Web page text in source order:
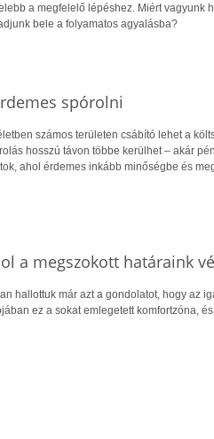
a megfelelő lépéshez. Miért vagyunk
bele a folyamatos agyalásba?
spórolni
számos területen csábító lehet a
hosszú távon többe kerülhet – akár
ahol érdemes inkább minőségbe és
a megszokott határaink
hallottuk már azt a gondolatot, hogy az
ez a sokat emlegetett komfortzóna,